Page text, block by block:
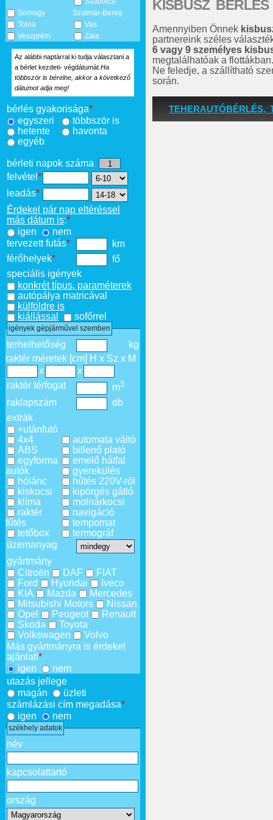
Somogy
Szatmár-Bereg
Tolna
Vas
Veszprém
Zala
Az alábbi naptárral ki tudja választani a
a bérlet kezdeti- végdátumát. Ha
többször is bérelne, akkor a következő
dátumot adja meg!
bérlés gyakorisága*
egyszeri
többször is
hetente
havonta
egyéb
bérleti napok száma
felvétel *
leadás*
Érdekel pár nap eltéréssel
más dátum is:*
igen
nem
tervezett futás*
km
férőhelyek*
fő
speciális igények
konkrét típus, paraméterek
autópálya matricával
külföldre is
kiállással
sofőrrel
igények gépjárművel szemben
terhelhetőség
kg
raktér méretek [cm] H x Sz x M
x
x
raktér térfogat
m3
raklapszám
db
extrák
+utánfutó
4x4
ABS
egyforma
autók
hólánc
kiskocsi
klíma
raktér
fűtés
tetőbox
automata váltó
billenő plató
emelő hátfal
gyerekülés
hűtés 220V-ról
kipörgés gátló
molnárkocsi
navigáció
tempomat
termográf
üzemanyag
gyártmány
Citroën
DAF
FIAT
Ford
Hyundai
Iveco
KIA
Mazda
Mercedes
Mitsubishi Motors
Nissan
Opel
Peugeot
Renault
Skoda
Toyota
Volkswagen
Volvo
Más gyártmányra is érdekel
ajánlat!*
igen
nem
utazás jellege
magán
üzleti
számlázási cím megadása*
igen
nem
székhely adatok
név
kapcsolattartó
ország
KISBUSZ BÉRLÉS
Amennyiben Önnek
partnereink széles
6 vagy 9 személyes
megtalálhatóak a flottákban.
Ne feledje, a szállítható
során.
TEHERAUTÓBÉRLÉS,